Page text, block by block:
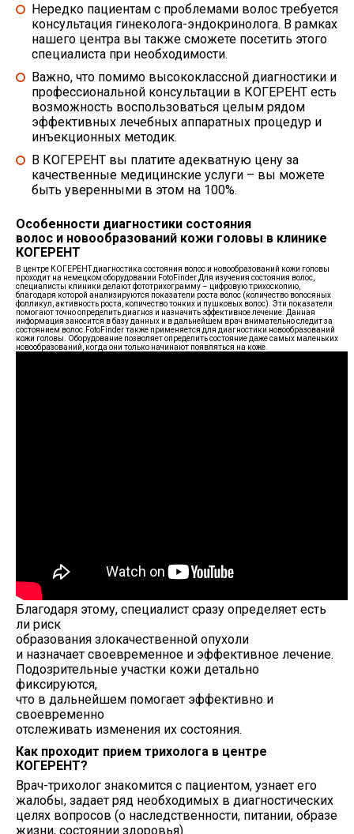
Нередко пациентам с проблемами волос требуется
консультация гинекoлога-эндокринолога. В рамках
нашего центра вы также сможете посетить этого
специалиста при необходимости.
Важно, что помимо высококлассной диагностики и
профессиональной консультации в КОГЕРЕНТ есть
возможность воспользоваться целым рядом
эффективных лечебных аппаратных процедур и
инъекционных методик.
В КОГЕРЕНТ вы платите адекватную цену за
качественные медицинские услуги – вы можете
быть уверенными в этом на 100%.
Особенности диагностики состояния
волос и новообразований кожи головы в клинике
КОГЕРЕНТ
В центре КОГЕРЕНТдиагностика состояния волос и новообразований кожи головы
проходит на немецком оборудовании FotoFinder.Для изучения состояния волос,
специалисты клиники делают фототрихограмму – цифровую трихоскопию,
благодаря которой анализируются показатели роста волос (количество волосяных
фолликул, активность роста, количество тонких и пушковых волос). Эти показатели
помогают точно определить диагноз и назначить эффективное лечение. Данная
информация заносится в базу данных и в дальнейшем врач внимательно следит за
состоянием волос. FotoFinder также применяется для диагностики новообразований
кожи головы. Оборудование позволяет определить состояние даже самых маленьких
новообразований, когда они только начинают появляться на коже.
Благодаря этому, специалист сразу определяет есть
ли риск
образования злокачественной опухоли
и назначает своевременное и эффективное лечение.
Подозрительные участки кожи детально
фиксируются,
что в дальнейшем помогает эффективно и
своевременно
отслеживать изменения их состояния.
Как проходит прием трихолога в центре
КОГЕРЕНТ?
Врач-трихолог знакомится с пациентом, узнает его
жалобы, задает ряд необходимых в диагностических
целях вопросов (о наследственности, питании, образе
жизни, состоянии здоровья).